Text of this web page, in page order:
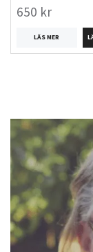
650 kr
LÄS MER